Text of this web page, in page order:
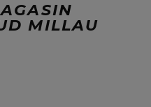
MILLAU